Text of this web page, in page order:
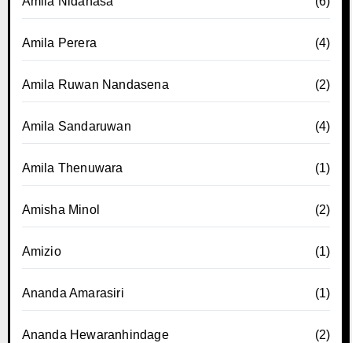
Amila Perera (4)
Amila Ruwan Nandasena (2)
Amila Sandaruwan (4)
Amila Thenuwara (1)
Amisha Minol (2)
Amizio (1)
Ananda Amarasiri (1)
Ananda Hewaranhindage (2)